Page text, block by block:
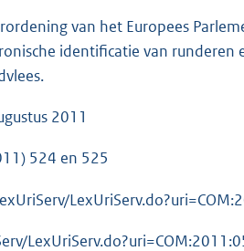
van het Europees
identificatie van runderen
2011
524 en 525